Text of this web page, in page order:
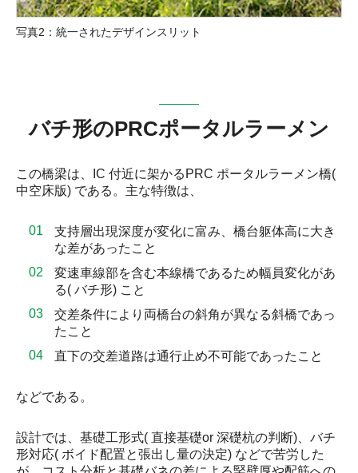
写真2：統一されたデザインスリット
バチ形のPRCポータルラーメン
この橋梁は、IC 付近に架かるPRC ポータルラーメン橋(
中空床版) である。主な特徴は、
支持層出現深度が変化に富み、橋台躯体高に大き
な差があったこと
変速車線部を含む本線橋であるため幅員変化があ
る( バチ形) こと
交差条件により両橋台の斜角が異なる斜橋であっ
たこと
直下の交差道路は通行止め不可能であったこと
などである。
設計では、基礎工形式( 直接基礎or 深礎杭の判断)、バチ
形対応( ボイド配置と張出し量の決定) などで苦労した